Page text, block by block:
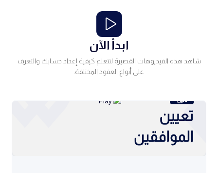
ابدأ الآن
شاهد هذه الفيديوهات القصيرة لتتعلم كيفية إعداد حسابك والتعرف
على أنواع العقود المختلفة.